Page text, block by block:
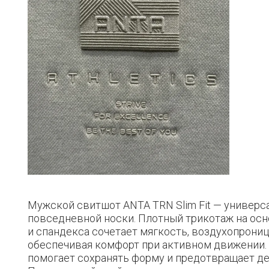
Мужской свитшот ANTA TRN Slim Fit —
повседневной носки. Плотный трикотаж на
и спандекса сочетает мягкость,
обеспечивая комфорт при активном движении.
помогает сохранять форму и предотвращает